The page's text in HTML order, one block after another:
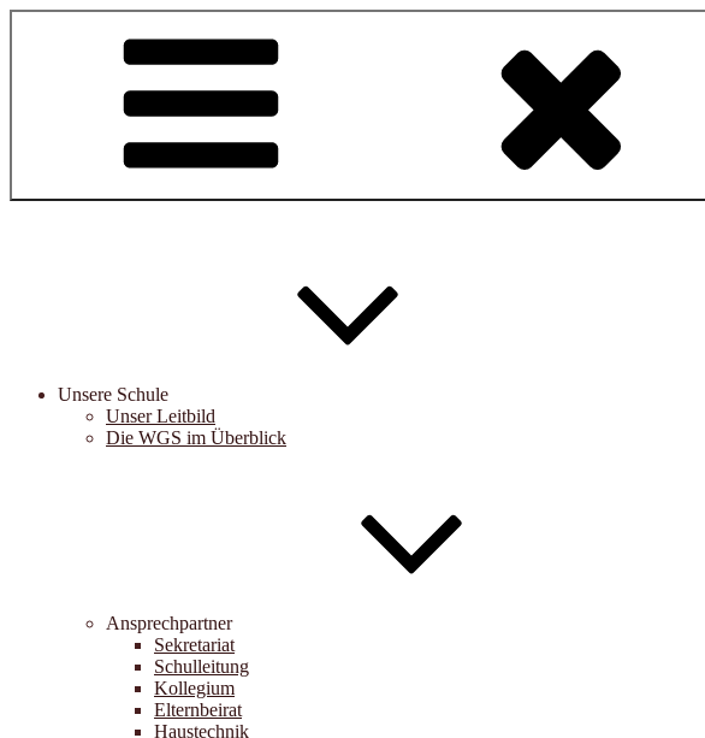
Zum
Unsere Schule
Unser Leitbild
Die WGS im Überblick
Ansprechpartner
Sekretariat
Schulleitung
Kollegium
Elternbeirat
Haustechnik